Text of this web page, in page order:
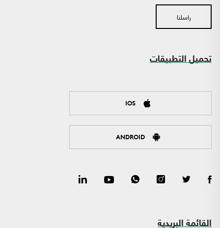
راسلنا
تحميل التطبيقات
IOS
ANDROID
القائمة البريدية